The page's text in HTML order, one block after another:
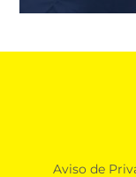
cuatro
Aviso de